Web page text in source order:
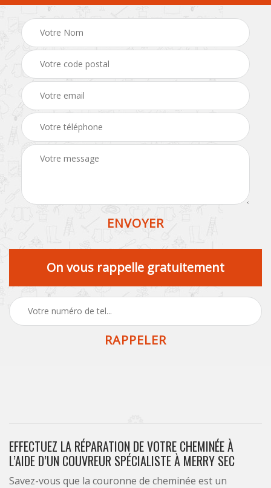
On vous rappelle gratuitement
EFFECTUEZ LA RÉPARATION DE VOTRE CHEMINÉE À
L’AIDE D’UN COUVREUR SPÉCIALISTE À MERRY SEC
Savez-vous que la couronne de cheminée est un